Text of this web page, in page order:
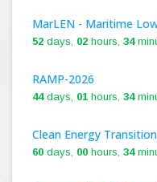
PNCDI IV, SP 5.6.1 -
MarLEN - Maritime
52 days, 02 hours, 34
RAMP-2026
44days, 01 hours, 34
Clean Energy
60 days, 00 hours, 34